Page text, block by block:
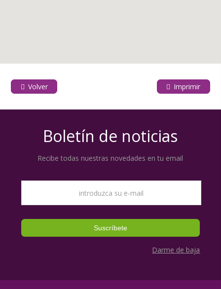
Volver Imprimir
Boletín de noticias
Recibe todas nuestras novedades en tu email
Darme de baja